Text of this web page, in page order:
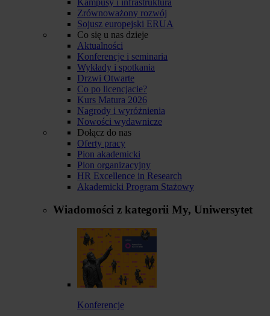
Zrównoważony rozwój
Sojusz europejski ERUA
Co się u nas dzieje
Aktualności
Konferencje i seminaria
Wykłady i spotkania
Drzwi Otwarte
Co po licencjacie?
Kurs Matura 2026
Nagrody i wyróżnienia
Nowości wydawnicze
Dołącz do nas
Oferty pracy
Pion akademicki
Pion organizacyjny
HR Excellence in Research
Akademicki Program Stażowy
Wiadomości z kategorii My, Uniwersytet
Konferencje